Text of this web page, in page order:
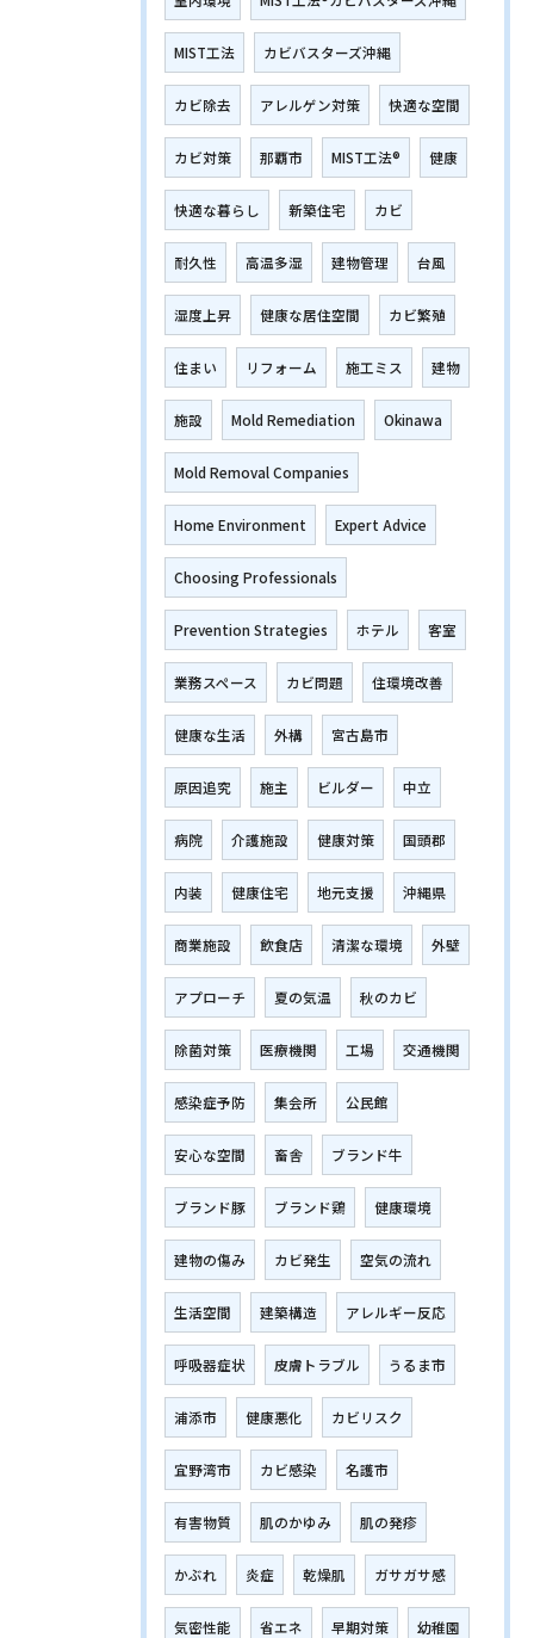
MIST工法 カビバスターズ沖縄
カビ除去 アレルゲン対策 快適な空間
カビ対策 那覇市 MIST工法® 健康
快適な暮らし 新築住宅 カビ
耐久性 高温多湿 建物管理 台風
湿度上昇 健康な居住空間 カビ繁殖
住まい リフォーム 施工ミス 建物
施設 Mold Remediation Okinawa
Mold Removal Companies
Home Environment Expert Advice
Choosing Professionals
Prevention Strategies ホテル 客室
業務スペース カビ問題 住環境改善
健康な生活 外構 宮古島市
原因追究 施主 ビルダー 中立
病院 介護施設 健康対策 国頭郡
内装 健康住宅 地元支援 沖縄県
商業施設 飲食店 清潔な環境 外壁
アプローチ 夏の気温 秋のカビ
除菌対策 医療機関 工場 交通機関
感染症予防 集会所 公民館
安心な空間 畜舎 ブランド牛
ブランド豚 ブランド鶏 健康環境
建物の傷み カビ発生 空気の流れ
生活空間 建築構造 アレルギー反応
呼吸器症状 皮膚トラブル うるま市
浦添市 健康悪化 カビリスク
宜野湾市 カビ感染 名護市
有害物質 肌のかゆみ 肌の発疹
かぶれ 炎症 乾燥肌 ガサガサ感
気密性能 省エネ 早期対策 幼稚園